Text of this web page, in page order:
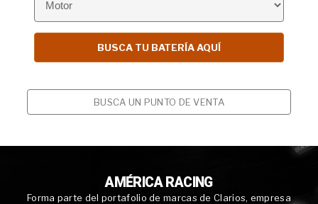
BUSCA UN PUNTO DE VENTA
AMÉRICA RACING
Forma parte del portafolio de marcas de Clarios, empresa